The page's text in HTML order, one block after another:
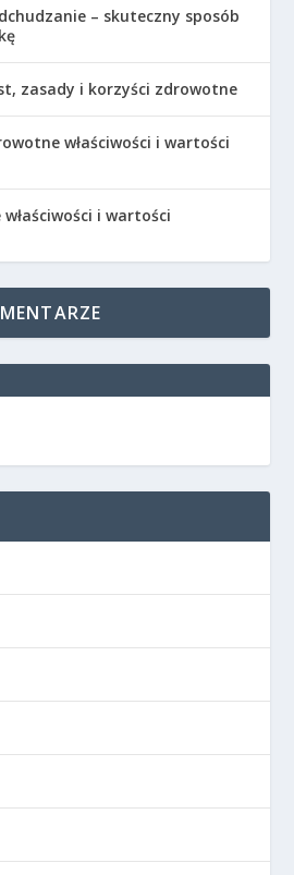
– skuteczny sposób
zasady i korzyści zdrowotne
właściwości i wartości
i wartości